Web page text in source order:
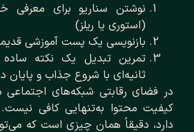
(استوری یا ریلز)
بازنویسی یک پست آموزشی
ثانیه‌ای با شروع جذاب و پایان
در فضای رقابتی شبکه‌های اجتماعی
کیفیت محتوا به‌تنهایی کافی
دارد، دقیقاً همان چیزی است که